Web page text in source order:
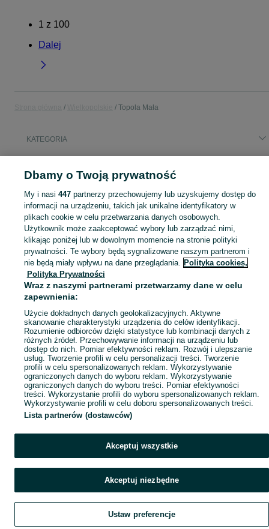
1 z 100
Dalej
Topola Mała
KATEGORIA
box thule technics leon
Skorzystaj z największego serwisu ogłoszeniowego - Topola Mała i okolice! Kupuj to, czego pragniesz i sprzedawaj to, czego już nie potrzebujesz!
Mapa kategorii
Mapa miejscowości
Mapa ministron
Popularne wyszukiwania
Szukaj Obserwujesz Dodaj
Dbamy o Twoją prywatność
My i nasi 447partnerzy przechowujemy lub uzyskujemy dostęp do
informacji na urządzeniu, takich jak unikalne identyfikatory w
plikach cookie w celu przetwarzania danych osobowych.
Użytkownik może zaakceptować wybory lub zarządzać nimi,
klikając poniżej lub w dowolnym momencie na stronie polityki
prywatności. Te wybory będą sygnalizowane naszym partnerom i
nie będą miały wpływu na dane przeglądania. Polityka cookies,
Polityka Prywatności
Wraz z naszymi partnerami przetwarzamy dane w celu
zapewnienia:
Użycie dokładnych danych geolokalizacyjnych. Aktywne
skanowanie charakterystyki urządzenia do celów identyfikacji.
Rozumienie odbiorców dzięki statystyce lub kombinacji danych z
różnych źródeł. Przechowywanie informacji na urządzeniu lub
dostęp do nich. Pomiar efektywności reklam. Rozwój i ulepszanie
usług. Tworzenie profili w celu personalizacji treści. Tworzenie
profili w celu spersonalizowanych reklam. Wykorzystywanie
ograniczonych danych do wyboru reklam. Wykorzystywanie
ograniczonych danych do wyboru treści. Pomiar efektywności
treści. Wykorzystanie profili do wyboru spersonalizowanych reklam.
Wykorzystywanie profili w celu doboru spersonalizowanych treści.
Lista partnerów (dostawców)
Akceptuj wszystkie
Akceptuj niezbędne
Ustaw preferencje